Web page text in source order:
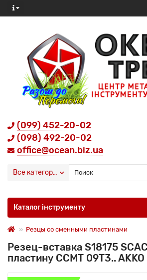
(099) 452-20-02
(098) 492-20-02
office@ocean.biz.ua
Все категории
Каталог інструменту
Резцы со сменными пластинами
Резец-вставка S18175
пластину CCMT 09T3.. AKKO